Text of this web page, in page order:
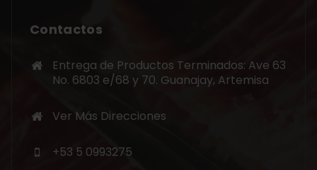
Contactos
Entrega de Productos Terminados: Ave 63
No. 6803 e/68 y 70. Guanajay, Artemisa
Ver Más Direcciones
+53 5 0993275